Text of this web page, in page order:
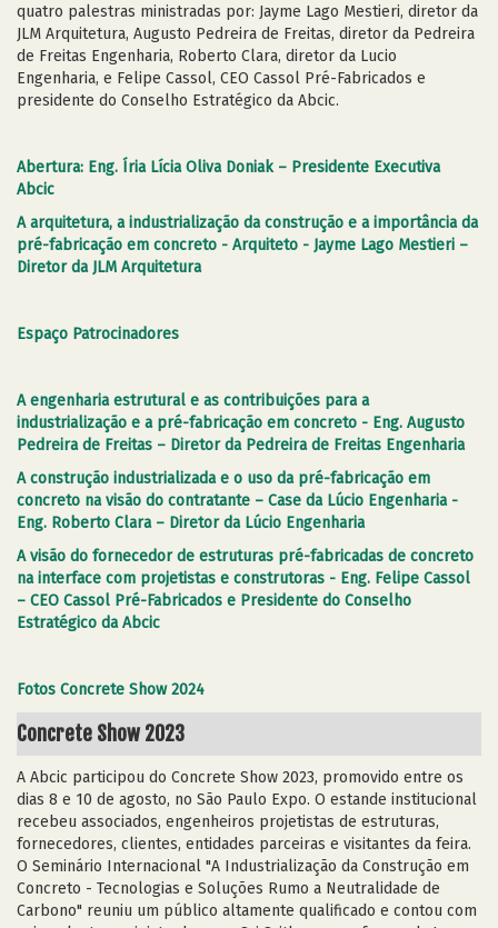
quatro palestras ministradas por: Jayme Lago Mestieri, diretor da
JLM Arquitetura, Augusto Pedreira de Freitas, diretor da Pedreira
de Freitas Engenharia, Roberto Clara, diretor da Lucio
Engenharia, e Felipe Cassol, CEO Cassol Pré-Fabricados e
presidente do Conselho Estratégico da Abcic.
Abertura: Eng. Íria Lícia Oliva Doniak – Presidente Executiva
Abcic
A arquitetura, a industrialização da construção e a importância da
pré-fabricação em concreto - Arquiteto - Jayme Lago Mestieri –
Diretor da JLM Arquitetura
Espaço Patrocinadores
A engenharia estrutural e as contribuições para a
industrialização e a pré-fabricação em concreto - Eng. Augusto
Pedreira de Freitas – Diretor da Pedreira de Freitas Engenharia
A construção industrializada e o uso da pré-fabricação em
concreto na visão do contratante – Case da Lúcio Engenharia -
Eng. Roberto Clara – Diretor da Lúcio Engenharia
A visão do fornecedor de estruturas pré-fabricadas de concreto
na interface com projetistas e construtoras - Eng. Felipe Cassol
– CEO Cassol Pré-Fabricados e Presidente do Conselho
Estratégico da Abcic
Fotos Concrete Show 2024
Concrete Show 2023
A Abcic participou do Concrete Show 2023, promovido entre os
dias 8 e 10 de agosto, no São Paulo Expo. O estande institucional
recebeu associados, engenheiros projetistas de estruturas,
fornecedores, clientes, entidades parceiras e visitantes da feira.
O Seminário Internacional "A Industrialização da Construção em
Concreto - Tecnologias e Soluções Rumo a Neutralidade de
Carbono" reuniu um público altamente qualificado e contou com